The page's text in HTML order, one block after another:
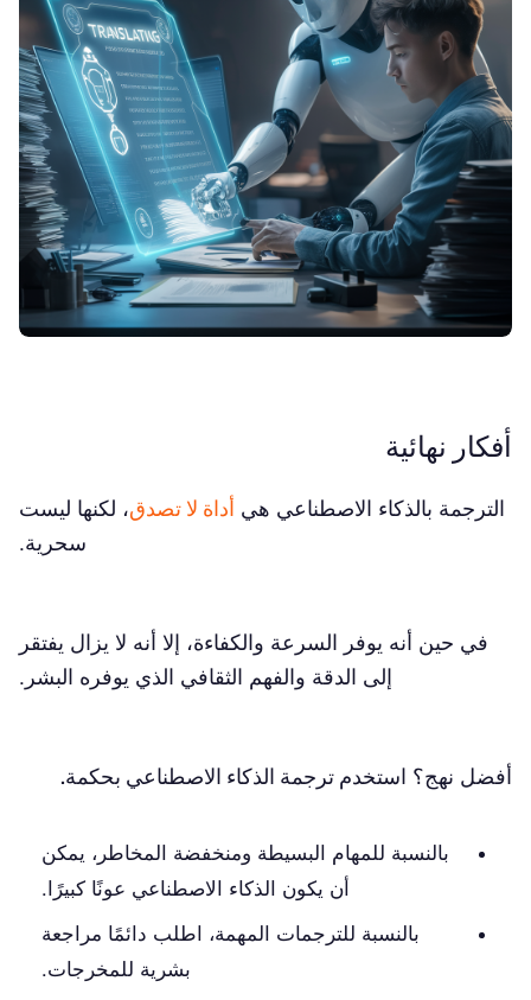
أفكار نهائية
الترجمة بالذكاء الاصطناعي هي أداة لا تصدق، لكنها ليست
سحرية.
في حين أنه يوفر السرعة والكفاءة، إلا أنه لا يزال يفتقر
إلى الدقة والفهم الثقافي الذي يوفره البشر.
أفضل نهج؟ استخدم ترجمة الذكاء الاصطناعي بحكمة.
بالنسبة للمهام البسيطة ومنخفضة المخاطر، يمكن
أن يكون الذكاء الاصطناعي عونًا كبيرًا.
بالنسبة للترجمات المهمة، اطلب دائمًا مراجعة
بشرية للمخرجات.